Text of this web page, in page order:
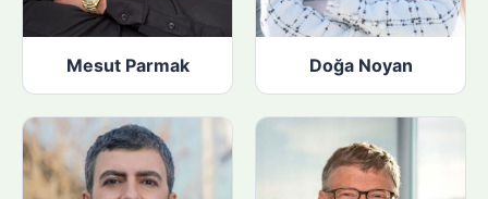
Mesut Parmak Doğa Noyan